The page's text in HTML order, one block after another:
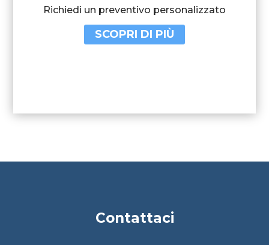
Richiedi un preventivo personalizzato
SCOPRI DI PIÙ
Contattaci